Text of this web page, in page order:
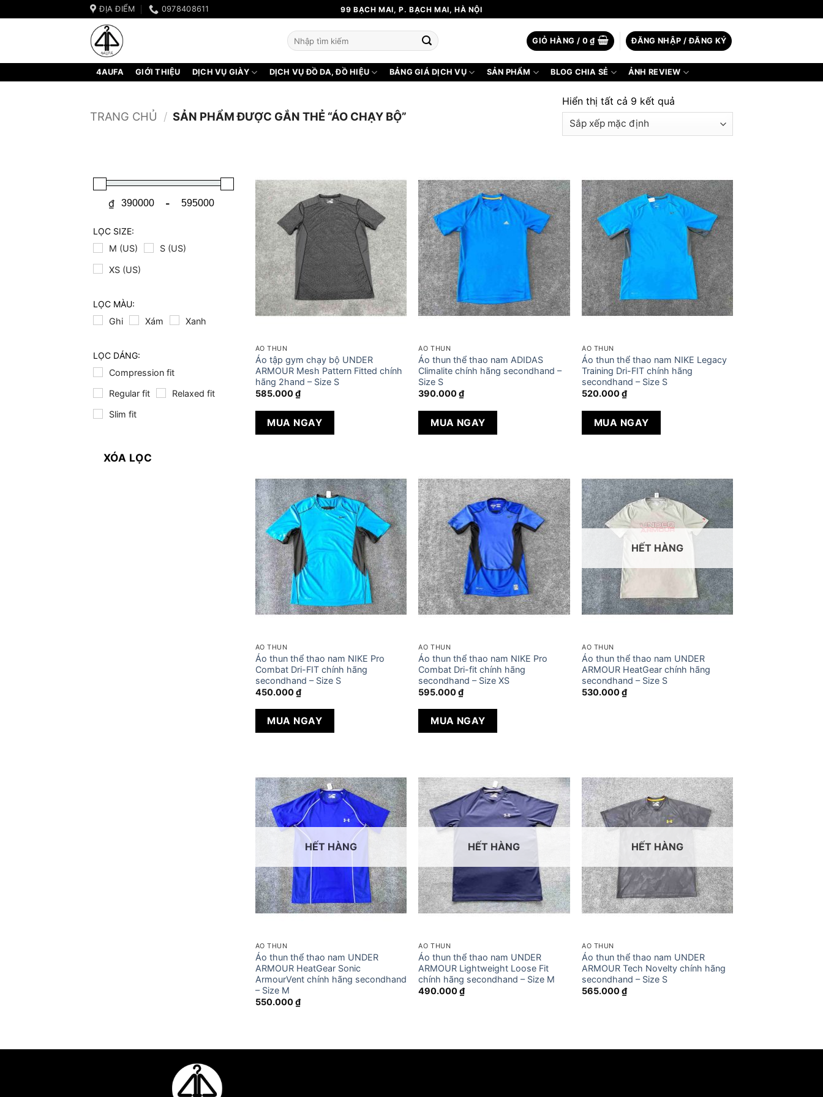
qua
ĐỊA ĐIỂM 0978408611 99 BẠCH MAI, P. BẠCH MAI, HÀ NỘI
Tìm
kiếm:
GIỎ HÀNG / 0₫ ĐĂNG NHẬP / ĐĂNG KÝ
4AUFA GIỚI THIỆU DỊCH VỤ GIÀY DỊCH VỤ ĐỒ DA, ĐỒ HIỆU BẢNG GIÁ DỊCH VỤ SẢN PHẨM BLOG CHIA SẺ ẢNH REVIEW
TRANG CHỦ / SẢN PHẨM ĐƯỢC GẮN THẺ “ÁO CHẠY BỘ”
Hiển thị tất cả 9 kết quả
₫ -
LỌC SIZE:
M (US)
S (US)
XS (US)
LỌC MÀU:
Ghi
Xám Xanh
LỌC DÁNG:
Compression fit
Regular fit Relaxed fit
Slim fit
XÓA LỌC
ÁO THUN
Áo tập gym chạy bộ UNDER
ARMOUR Mesh Pattern Fitted chính
hãng 2hand – Size S
585.000₫
MUA NGAY
ÁO THUN
Áo thun thể thao nam ADIDAS
Climalite chính hãng secondhand –
Size S
390.000₫
MUA NGAY
ÁO THUN
Áo thun thể thao nam NIKE Legacy
Training Dri-FIT chính hãng
secondhand – Size S
520.000₫
MUA NGAY
ÁO THUN
Áo thun thể thao nam NIKE Pro
Combat Dri-FIT chính hãng
secondhand – Size S
450.000₫
MUA NGAY
ÁO THUN
Áo thun thể thao nam NIKE Pro
Combat Dri-fit chính hãng
secondhand – Size XS
595.000₫
MUA NGAY
HẾT HÀNG
ÁO THUN
Áo thun thể thao nam UNDER
ARMOUR HeatGear chính hãng
secondhand – Size S
530.000₫
HẾT HÀNG
ÁO THUN
Áo thun thể thao nam UNDER
ARMOUR HeatGear Sonic
ArmourVent chính hãng secondhand
– Size M
550.000₫
HẾT HÀNG
ÁO THUN
Áo thun thể thao nam UNDER
ARMOUR Lightweight Loose Fit
chính hãng secondhand – Size M
490.000₫
HẾT HÀNG
ÁO THUN
Áo thun thể thao nam UNDER
ARMOUR Tech Novelty chính hãng
secondhand – Size S
565.000₫